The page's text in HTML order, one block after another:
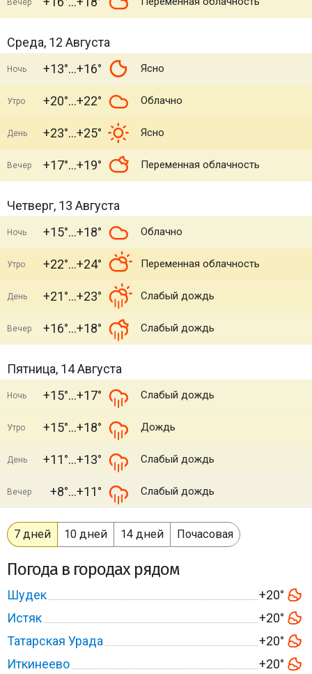
Вечер
Среда, 12 Августа
Ночь +13° +16° Ясно
Утро +20° +22° Облачно
День +23° +25° Ясно
Вечер +17° +19° Переменная облачность
Четверг, 13 Августа
Ночь +15° +18° Облачно
Утро +22° +24° Переменная облачность
День +21° +23° Слабый дождь
Вечер +16° +18° Слабый дождь
Пятница, 14 Августа
Ночь +15° +17° Слабый дождь
Утро +15° +18° Дождь
День +11° +13° Слабый дождь
Вечер +8° +11° Слабый дождь
7 дней 10 дней 14 дней Почасовая
Погода в городах рядом
Шудек
+20°
Истяк
+20°
Татарская Урада
+20°
Иткинеево
+20°